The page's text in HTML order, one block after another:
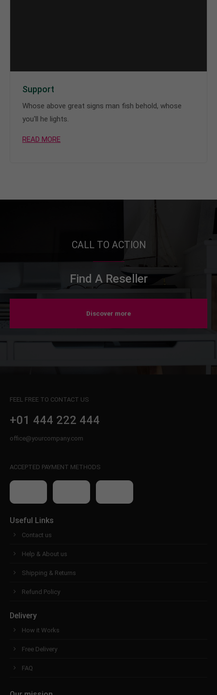
Support
Whose above great signs man fish behold, whose
you'll he lights.
READ MORE
CALL TO ACTION
Find A Reseller
Discover more
FEEL FREE TO CONTACT US
+01 444 222 444
office@yourcompany.com
ACCEPTED PAYMENT METHODS
Useful Links
Contact us
Help & About us
Shipping & Returns
Refund Policy
Delivery
How it Works
Free Delivery
FAQ